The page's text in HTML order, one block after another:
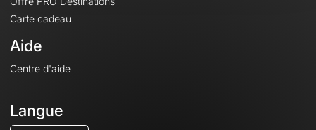
Carte cadeau
Aide
Centre d'aide
Langue